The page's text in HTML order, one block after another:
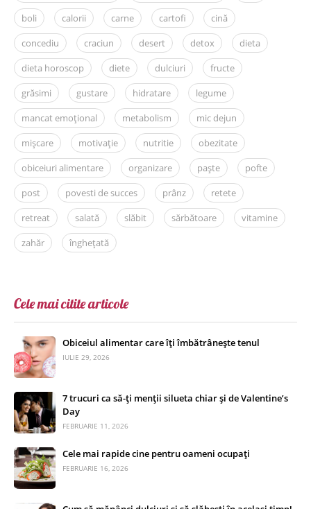
boli
calorii carne cartofi
cină
concediu
craciun desert detox
dieta
dieta horoscop
diete dulciuri
fructe
grăsimi
gustare hidratare
legume
mancat emoțional
metabolism
mic dejun
mișcare
motivație nutritie
obezitate
obiceiuri alimentare
organizare paște
pofte
post
povesti de succes prânz
retete
retreat
salată slăbit sărbătoare
vitamine
zahăr
înghețată
Cele mai citite articole
Obiceiul alimentar care îți îmbătrânește tenul
IULIE 29, 2026
7 trucuri ca să-ți menții silueta chiar și de Valentine’s
Day
FEBRUARIE 11, 2026
Cele mai rapide cine pentru oameni ocupați
FEBRUARIE 16, 2026